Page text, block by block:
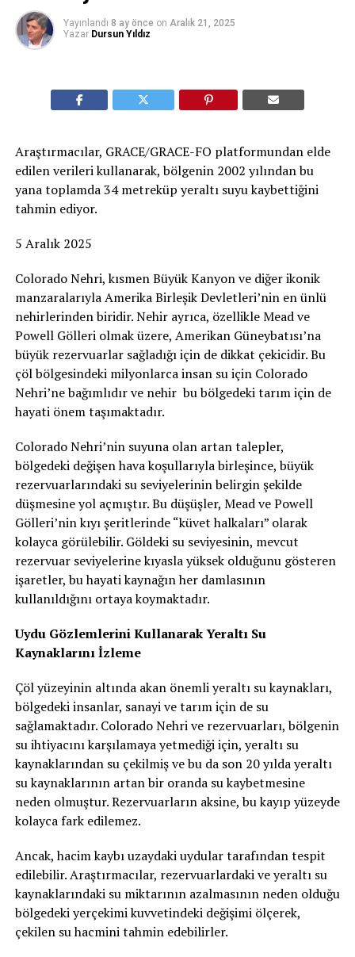
Yayınlandı 8 ay önce on Aralık 21, 2025
Yazar Dursun Yıldız
Araştırmacılar, GRACE/GRACE-FO platformundan elde
edilen verileri kullanarak, bölgenin 2002 yılından bu
yana toplamda 34 metreküp yeraltı suyu kaybettiğini
tahmin ediyor.
5 Aralık 2025
Colorado Nehri, kısmen Büyük Kanyon ve diğer ikonik
manzaralarıyla Amerika Birleşik Devletleri’nin en ünlü
nehirlerinden biridir. Nehir ayrıca, özellikle Mead ve
Powell Gölleri olmak üzere, Amerikan Güneybatısı’na
büyük rezervuarlar sağladığı için de dikkat çekicidir. Bu
çöl bölgesindeki milyonlarca insan su için Colorado
Nehri’ne bağımlıdır ve nehir bu bölgedeki tarım için de
hayati önem taşımaktadır.
Colorado Nehri’nin suyuna olan artan talepler,
bölgedeki değişen hava koşullarıyla birleşince, büyük
rezervuarlarındaki su seviyelerinin belirgin şekilde
düşmesine yol açmıştır. Bu düşüşler, Mead ve Powell
Gölleri’nin kıyı şeritlerinde “küvet halkaları” olarak
kolayca görülebilir. Göldeki su seviyesinin, mevcut
rezervuar seviyelerine kıyasla yüksek olduğunu gösteren
işaretler, bu hayati kaynağın her damlasının
kullanıldığını ortaya koymaktadır.
Uydu Gözlemlerini Kullanarak Yeraltı Su
Kaynaklarını İzleme
Çöl yüzeyinin altında akan önemli yeraltı su kaynakları,
bölgedeki insanlar, sanayi ve tarım için de su
sağlamaktadır. Colorado Nehri ve rezervuarları, bölgenin
su ihtiyacını karşılamaya yetmediği için, yeraltı su
kaynaklarından su çekilmiş ve bu da son 20 yılda yeraltı
su kaynaklarının artan bir oranda su kaybetmesine
neden olmuştur. Rezervuarların aksine, bu kayıp yüzeyde
kolayca fark edilemez.
Ancak, hacim kaybı uzaydaki uydular tarafından tespit
edilebilir. Araştırmacılar, rezervuarlardaki ve yeraltı su
kaynaklarındaki su miktarının azalmasının neden olduğu
bölgedeki yerçekimi kuvvetindeki değişimi ölçerek,
çekilen su hacmini tahmin edebilirler.